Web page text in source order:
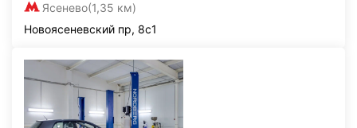
Ясенево(1,35 км)
Новоясеневский пр, 8с1